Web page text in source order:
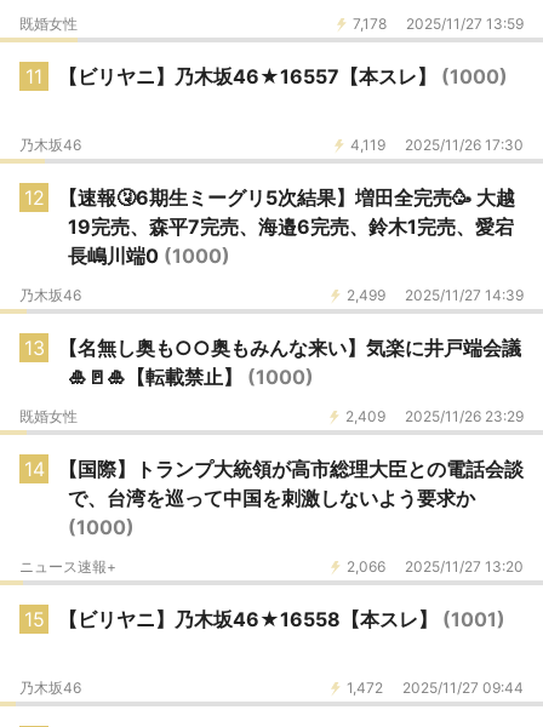
7,178 2025/11/27 13:59
既婚女性
11 【ビリヤニ】乃木坂46★16557【本スレ】 (1000)
4,119 2025/11/26 17:30
乃木坂46
12
【速報🤧6期生ミーグリ5次結果】増田全完売🥳 大越
19完売、森平7完売、海邉6完売、鈴木1完売、愛宕
長嶋川端0 (1000)
2,499 2025/11/27 14:39
乃木坂46
13
【名無し奥も○○奥もみんな来い】気楽に井戸端会議
🎍🚪🎍【転載禁止】 (1000)
2,409 2025/11/26 23:29
既婚女性
14
【国際】トランプ大統領が高市総理大臣との電話会談
で、台湾を巡って中国を刺激しないよう要求か
(1000)
2,066 2025/11/27 13:20
ニュース速報+
15 【ビリヤニ】乃木坂46★16558【本スレ】 (1001)
1,472 2025/11/27 09:44
乃木坂46